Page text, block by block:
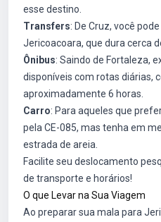
esse destino.
Transfers: De Cruz, você
Jericoacoara, que dura cerca
Ônibus: Saindo de Fortaleza,
disponíveis com rotas diárias,
aproximadamente 6 horas.
Carro: Para aqueles que
pela CE-085, mas tenha em
estrada de areia.
Facilite seu deslocamento
de transporte e horários!
O que Levar na Sua Viagem
Ao preparar sua mala para